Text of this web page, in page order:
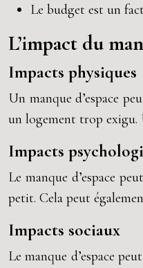
Le budget est un
L’impact du
Impacts physiques
Un manque d’espace
un logement trop exigu.
Impacts
Le manque d’espace
petit. Cela peut
Impacts sociaux
Le manque d’espace